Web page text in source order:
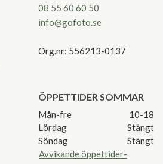
08 55 60 60 50
info@gofoto.se
Org.nr: 556213-0137
ÖPPETTIDER SOMMAR
Mån-fre
10-18
Lördag
Stängt
Söndag
Stängt
Avvikande öppettider-